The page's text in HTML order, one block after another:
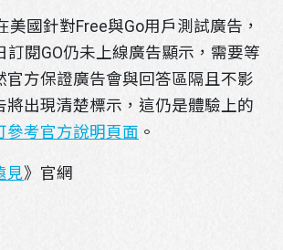
美國針對Free與Go用戶測試廣告，
閱GO仍未上線廣告顯示，需要等
官方保證廣告會與回答區隔且不影
將出現清楚標示，這仍是體驗上的
參考官方說明頁面 。
見》官網